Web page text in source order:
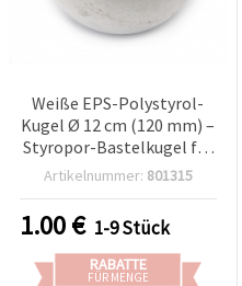
Weiße EPS-Polystyrol-
Kugel Ø 12 cm (120 mm) –
Styropor-Bastelkugel für
Deko, Modellbau &
Artikelnummer: 801315
1.00€ 1-9 Stück
RABATTE
FÜR MENGE